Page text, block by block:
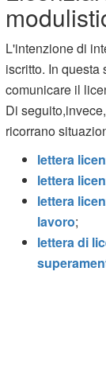
L'intenzione di
iscritto. In
comunicare il
Di
ricorrano
lettera
lettera
lettera
lavoro;
lettera di